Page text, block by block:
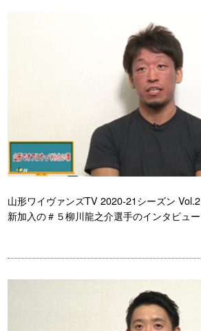
山形ワイヴァンズTV 2020-21シーズン Vol.2
新加入の＃５柳川龍之介選手のインタビュー